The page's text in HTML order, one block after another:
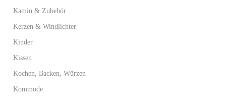
Kamin & Zubehör
Kerzen & Windlichter
Kinder
Kissen
Kochen, Backen, Würzen
Kommode